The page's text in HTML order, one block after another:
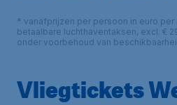
* vanafprijzen per persoon in euro per
betaalbare luchthaventaksen, excl. €
onder voorbehoud van
Vliegtickets